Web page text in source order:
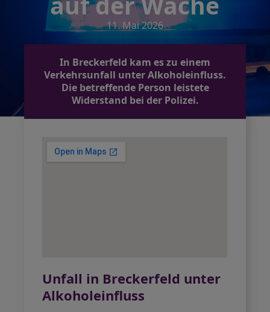
11. Mai 2026
In Breckerfeld kam es zu einem
Verkehrsunfall unter Alkoholeinfluss.
Die betreffende Person leistete
Widerstand bei der Polizei.
Unfall in Breckerfeld unter
Alkoholeinfluss